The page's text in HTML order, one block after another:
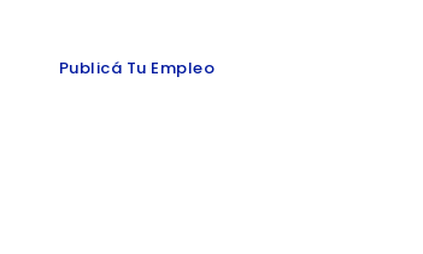
Publicá Tu Empleo